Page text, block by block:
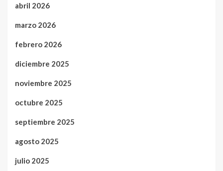
abril 2026
marzo 2026
febrero 2026
diciembre 2025
noviembre 2025
octubre 2025
septiembre 2025
agosto 2025
julio 2025